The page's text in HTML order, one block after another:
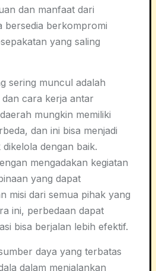
dan manfaat dari
bersedia berkompromi
yang saling
sering muncul adalah
cara kerja antar
mungkin memiliki
dan ini bisa menjadi
dengan baik.
mengadakan kegiatan
yang dapat
misi dari semua pihak yang
ini, perbedaan dapat
bisa berjalan lebih efektif.
daya yang terbatas
dalam menjalankan